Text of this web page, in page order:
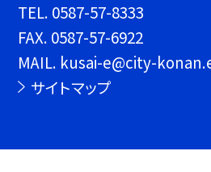
TEL. 0587-57-8333
FAX. 0587-57-6922
MAIL. kusai-e@city-
サイトマップ